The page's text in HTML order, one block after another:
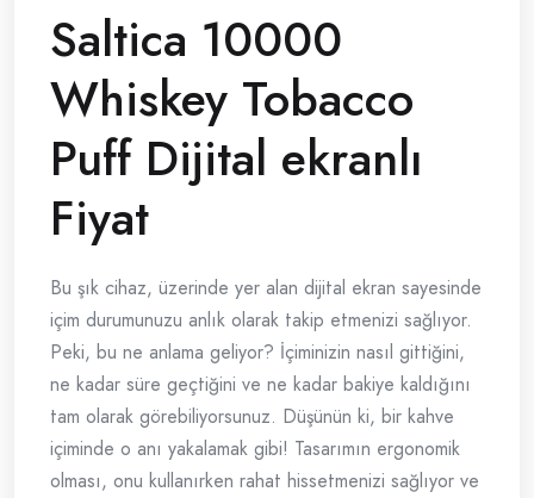
Saltica 10000
Whiskey Tobacco
Puff Dijital ekranlı
Fiyat
Bu şık cihaz, üzerinde yer alan dijital ekran sayesinde
içim durumunuzu anlık olarak takip etmenizi sağlıyor.
Peki, bu ne anlama geliyor? İçiminizin nasıl gittiğini,
ne kadar süre geçtiğini ve ne kadar bakiye kaldığını
tam olarak görebiliyorsunuz. Düşünün ki, bir kahve
içiminde o anı yakalamak gibi! Tasarımın ergonomik
olması, onu kullanırken rahat hissetmenizi sağlıyor ve